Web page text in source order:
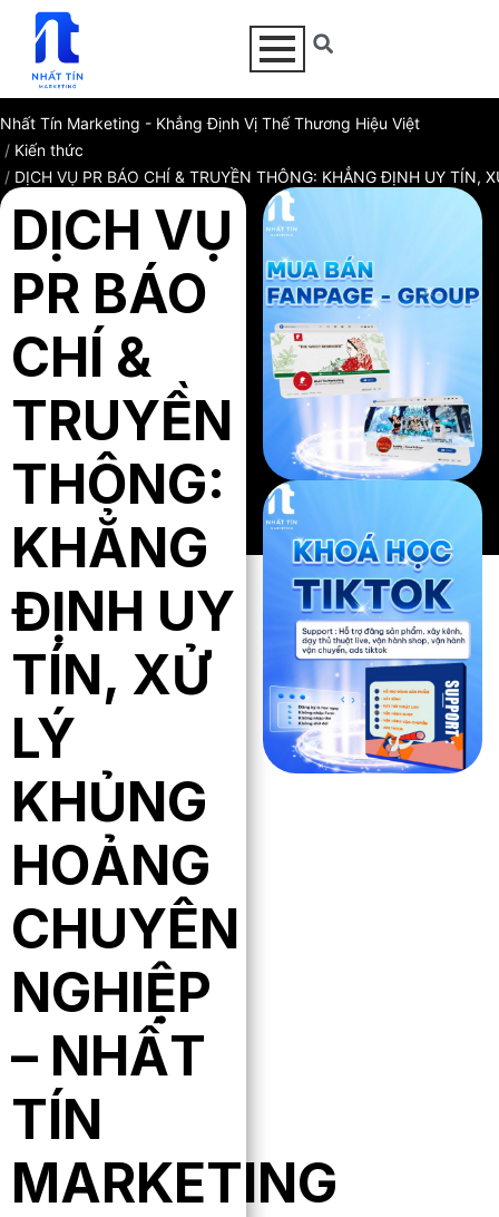
Nhất Tín Marketing - Khẳng Định Vị Thế Thương Hiệu Việt
Kiến thức
DỊCH VỤ PR BÁO CHÍ & TRUYỀN THÔNG: KHẲNG ĐỊNH UY TÍN,
DỊCH VỤ
PR BÁO
CHÍ &
TRUYỀN
THÔNG:
KHẲNG
ĐỊNH UY
TÍN, XỬ
LÝ
KHỦNG
HOẢNG
CHUYÊN
NGHIỆP
– NHẤT
TÍN
MARKETING